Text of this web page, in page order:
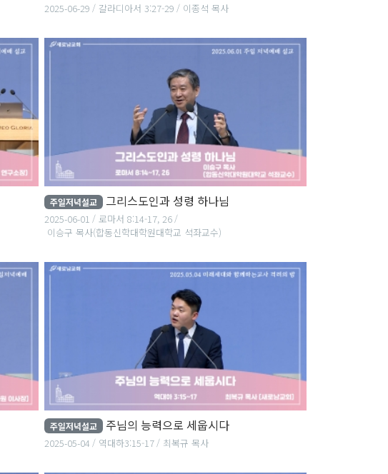
2025-06-29 갈라디아서 3:27-29 이종석 목사
주일저녁설교 그리스도인과 성령 하나님
2025-06-01
로마서 8:14-17, 26
이승구 목사(합동신학대학원대학교 석좌교수)
주일저녁설교 주님의 능력으로 세웁시다
2025-05-04 역대하3:15-17 최복규 목사